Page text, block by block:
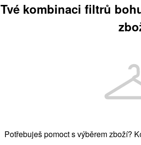
Tvé kombinaci filtrů
Potřebuješ pomoct s výběrem zboží?